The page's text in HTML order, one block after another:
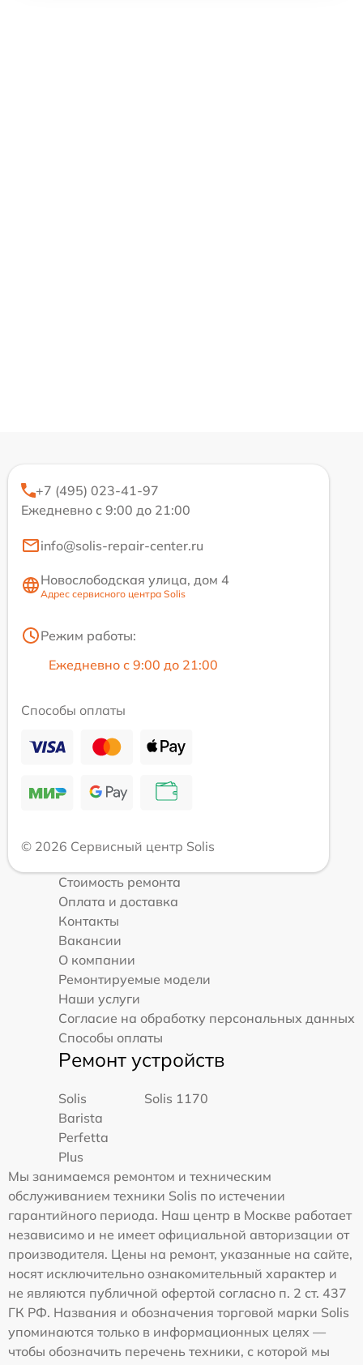
+7 (495) 023-41-97
Ежедневно с 9:00 до 21:00
info@solis-repair-center.ru
Новослободская улица, дом 4
Адрес сервисного центра Solis
Режим работы:
Ежедневно с 9:00 до 21:00
Способы оплаты
© 2026 Сервисный центр Solis
Стоимость ремонта
Оплата и доставка
Контакты
Вакансии
О компании
Ремонтируемые модели
Наши услуги
Согласие на обработку персональных данных
Способы оплаты
Ремонт устройств
Solis
Barista
Perfetta
Plus
Solis 1170
Мы занимаемся ремонтом и техническим
обслуживанием техники Solis по истечении
гарантийного периода. Наш центр в Москве работает
независимо и не имеет официальной авторизации от
производителя. Цены на ремонт, указанные на сайте,
носят исключительно ознакомительный характер и
не являются публичной офертой согласно п. 2 ст. 437
ГК РФ. Названия и обозначения торговой марки Solis
упоминаются только в информационных целях —
чтобы обозначить перечень техники, с которой мы